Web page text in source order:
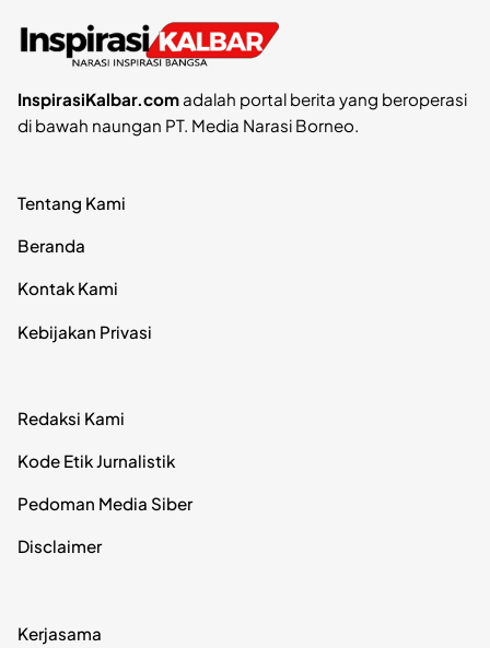
InspirasiKalbar.comadalah portal berita yang beroperasi
di bawah naungan PT. Media Narasi Borneo.
Tentang Kami
Beranda
Kontak Kami
Kebijakan Privasi
Redaksi Kami
Kode Etik Jurnalistik
Pedoman Media Siber
Disclaimer
Kerjasama